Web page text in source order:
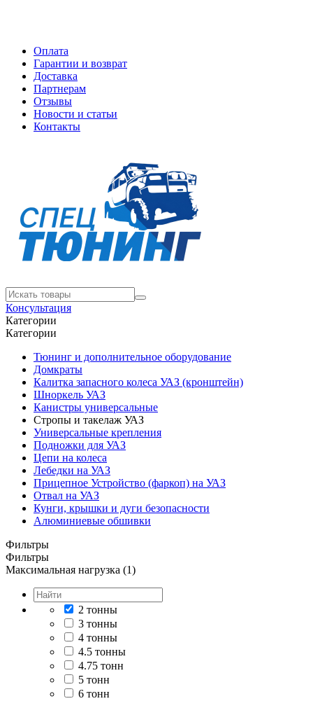
Оплата
Гарантии и возврат
Доставка
Партнерам
Отзывы
Новости и статьи
Контакты
Консультация
Категории
Категории
Тюнинг и дополнительное оборудование
Домкраты
Калитка запасного колеса УАЗ (кронштейн)
Шноркель УАЗ
Канистры универсальные
Стропы и такелаж УАЗ
Универсальные крепления
Подножки для УАЗ
Цепи на колеса
Лебедки на УАЗ
Прицепное Устройство (фаркоп) на УАЗ
Отвал на УАЗ
Кунги, крышки и дуги безопасности
Алюминиевые обшивки
Фильтры
Фильтры
Максимальная нагрузка (1)
2 тонны
3 тонны
4 тонны
4.5 тонны
4.75 тонн
5 тонн
6 тонн